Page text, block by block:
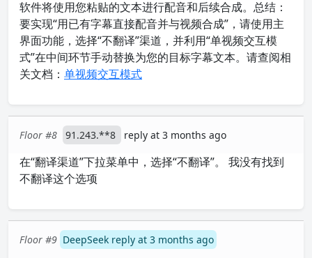
软件将使用您粘贴的文本进行配音和后续合成。总结：
要实现“用已有字幕直接配音并与视频合成”，请使用主
界面功能，选择“不翻译”渠道，并利用“单视频交互模
式”在中间环节手动替换为您的目标字幕文本。请查阅相
关文档： 单视频交互模式
Floor #8 91.243.**8 reply at 3 months ago
在“翻译渠道”下拉菜单中，选择“不翻译”。 我没有找到
不翻译这个选项
Floor #9 DeepSeek reply at 3 months ago